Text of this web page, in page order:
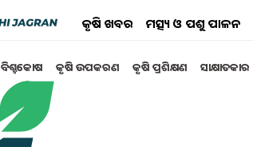
କୃଷି ଖବର ମତ୍ସ୍ୟ ଓ ପଶୁ ପାଳନ
କୃଷି ଉପକରଣ କୃଷି ପ୍ରଶିକ୍ଷଣ ସାକ୍ଷାତକାର